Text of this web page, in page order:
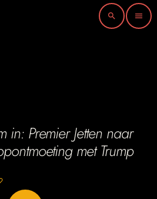
search menu
in: Premier Jetten naar
met Trump